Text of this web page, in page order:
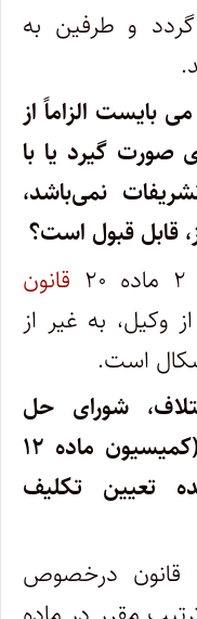
و طرفین به
بایست الزاماً از
صورت گیرد یا با
نمی‌باشد،
قابل قبول است؟
قانون
وکیل، به غیر از
است.
شورای حل
اختلاف با مرجع اختصاصی (کمیسیون ماده ۱۲
تعیین تکلیف
قانون درخصوص